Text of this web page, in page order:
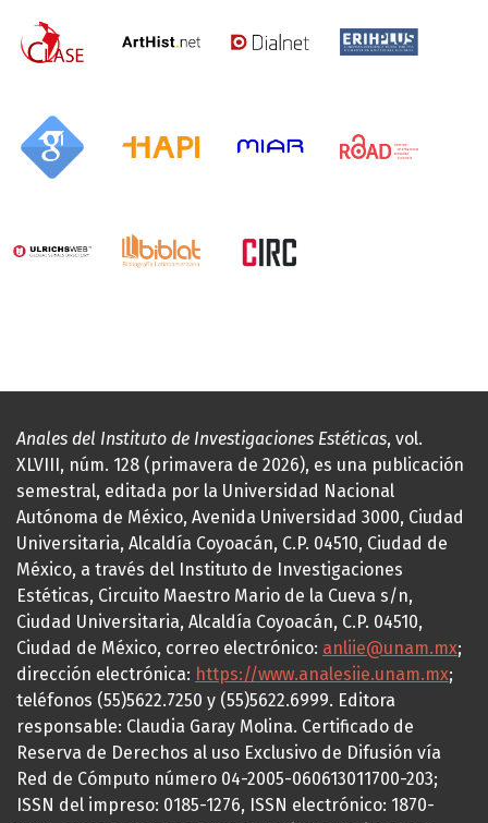
Anales del Instituto de Investigaciones Estéticas, vol.
XLVIII, núm. 128 (primavera de 2026), es una publicación
semestral, editada por la Universidad Nacional
Autónoma de México, Avenida Universidad 3000, Ciudad
Universitaria, Alcaldía Coyoacán, C.P. 04510, Ciudad de
México, a través del Instituto de Investigaciones
Estéticas, Circuito Maestro Mario de la Cueva s/n,
Ciudad Universitaria, Alcaldía Coyoacán, C.P. 04510,
Ciudad de México, correo electrónico: anliie@unam.mx;
dirección electrónica: https://www.analesiie.unam.mx;
teléfonos (55)5622.7250 y (55)5622.6999. Editora
responsable: Claudia Garay Molina. Certificado de
Reserva de Derechos al uso Exclusivo de Difusión vía
Red de Cómputo número 04-2005-060613011700-203;
ISSN del impreso: 0185-1276, ISSN electrónico: 1870-